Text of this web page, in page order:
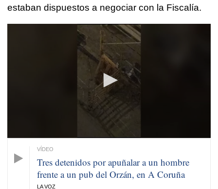
estaban dispuestos a negociar con la Fiscalía.
Tres detenidos por apuñalar a un hombre
frente a un pub del Orzán, en A Coruña
LA VOZ